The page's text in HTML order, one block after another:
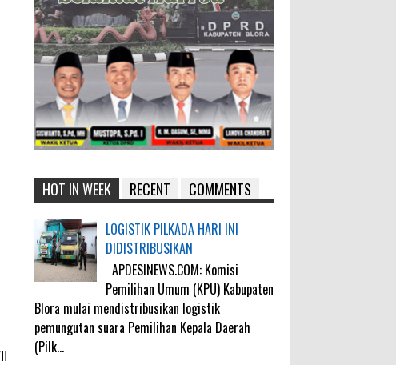
HOT IN WEEK RECENT COMMENTS
LOGISTIK PILKADA HARI INI
DIDISTRIBUSIKAN
APDESINEWS.COM: Komisi
Pemilihan Umum (KPU) Kabupaten
Blora mulai mendistribusikan logistik
pemungutan suara Pemilihan Kepala Daerah
(Pilk...